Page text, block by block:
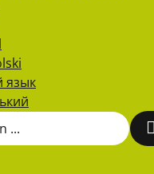
язык